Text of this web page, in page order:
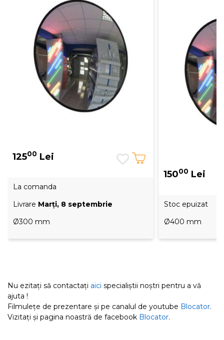
12500 Lei
La comanda
Livrare Marţi, 8 septembrie
Ø300 mm
15000 Lei
Stoc epuizat
Ø400 mm
Nu ezitați să contactați aici specialiștii noștri pentru a vă
ajuta !
Filmulețe de prezentare și pe canalul de youtube Blocator.
Vizitați și pagina noastră de facebook Blocator.